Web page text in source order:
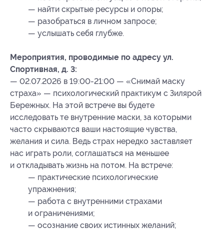
— найти скрытые ресурсы и опоры;
— разобраться в личном запросе;
— услышать себя глубже.
Мероприятия, проводимые по адресу ул.
Спортивная, д. 3:
— 02.07.2026 в 19:00-21:00 — «Снимай маску
страха» — психологический практикум с Зилярой
Бережных. На этой встрече вы будете
исследовать те внутренние маски, за которыми
часто скрываются ваши настоящие чувства,
желания и сила. Ведь страх нередко заставляет
нас играть роли, соглашаться на меньшее
и откладывать жизнь на потом. На встрече:
— практические психологические
упражнения;
— работа с внутренними страхами
и ограничениями;
— осознание своих истинных желаний;